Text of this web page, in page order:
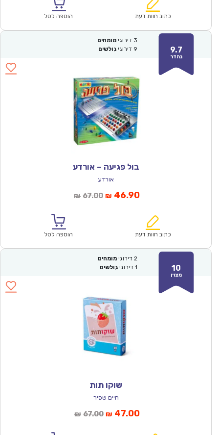
₪128.00.
הוא:
כתוב חוות דעת הוספה לסל
9.7
נהדר
3 דירוגי מומחים
9 דירוגי גולשים
בול פגיעה – אורדע
אורדע
₪ 67.00המחיר
₪67.00.
₪ 46.90המחיר
הוא:
כתוב חוות דעת הוספה לסל
10
מצוין
2 דירוגי מומחים
1 דירוגי גולשים
שוקו תות
חיים שפיר
₪ 67.00המחיר
₪ 47.00המחיר